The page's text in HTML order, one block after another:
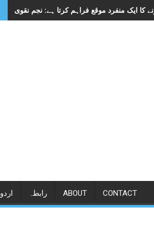
اردو رابطہ ABOUT CONTACT